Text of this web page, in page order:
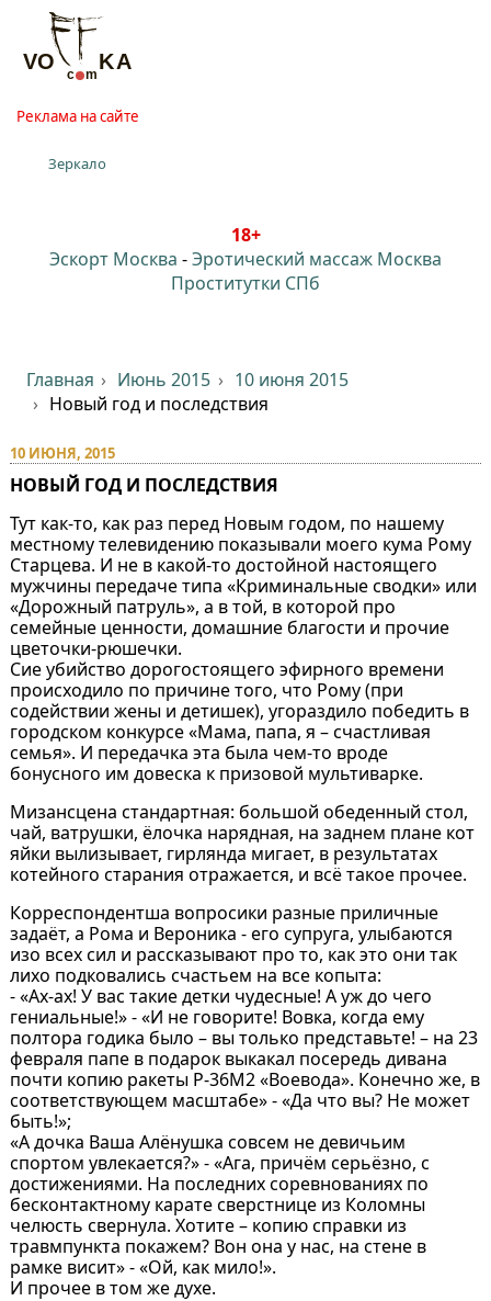
Реклама на сайте
Зеркало
18+
Эскорт Москва -Эротический массаж Москва
Проститутки СПб
Главная Июнь 2015
10 июня 2015
Новый год и последствия
10 ИЮНЯ, 2015
НОВЫЙ ГОД И ПОСЛЕДСТВИЯ
Тут как-то, как раз перед Новым годом, по нашему
местному телевидению показывали моего кума Рому
Старцева. И не в какой-то достойной настоящего
мужчины передаче типа «Криминальные сводки» или
«Дорожный патруль», а в той, в которой про
семейные ценности, домашние благости и прочие
цветочки-рюшечки.
Сие убийство дорогостоящего эфирного времени
происходило по причине того, что Рому (при
содействии жены и детишек), угораздило победить в
городском конкурсе «Мама, папа, я – счастливая
семья». И передачка эта была чем-то вроде
бонусного им довеска к призовой мультиварке.
Мизансцена стандартная: большой обеденный стол,
чай, ватрушки, ёлочка нарядная, на заднем плане кот
яйки вылизывает, гирлянда мигает, в результатах
котейного старания отражается, и всё такое прочее.
Корреспондентша вопросики разные приличные
задаёт, а Рома и Вероника - его супруга, улыбаются
изо всех сил и рассказывают про то, как это они так
лихо подковались счастьем на все копыта:
- «Ах-ах! У вас такие детки чудесные! А уж до чего
гениальные!» - «И не говорите! Вовка, когда ему
полтора годика было – вы только представьте! – на 23
февраля папе в подарок выкакал посередь дивана
почти копию ракеты Р-36М2 «Воевода». Конечно же, в
соответствующем масштабе» - «Да что вы? Не может
быть!»;
«А дочка Ваша Алёнушка совсем не девичьим
спортом увлекается?» - «Ага, причём серьёзно, с
достижениями. На последних соревнованиях по
бесконтактному карате сверстнице из Коломны
челюсть свернула. Хотите – копию справки из
травмпункта покажем? Вон она у нас, на стене в
рамке висит» - «Ой, как мило!».
И прочее в том же духе.